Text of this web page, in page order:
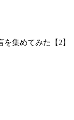
集めてみた【2】